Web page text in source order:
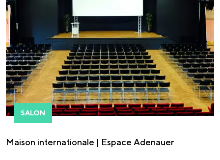
SALON
Maison internationale | Espace Adenauer